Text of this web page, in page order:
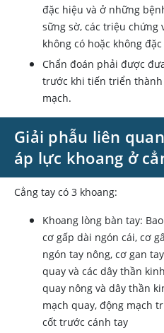
đặc hiệu và ở những
sững sờ, các triệu chứng
không có hoặc không
Chẩn đoán phải được
trước khi tiến triển
mạch.
Giải phẫu liên
áp lực khoang ở
Cẳng tay có 3 khoang:
Khoang lòng bàn tay:
cơ gấp dài ngón cái, cơ
ngón tay nông, cơ gan
quay và các dây thần
quay nông và dây thần
mạch quay, động mạch
cốt trước cánh tay